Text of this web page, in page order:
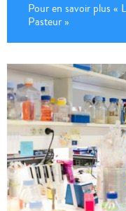
Pour en savoir plus «
Pasteur »